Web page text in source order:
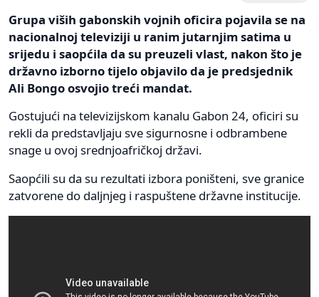
Grupa viših gabonskih vojnih oficira pojavila se na
nacionalnoj televiziji u ranim jutarnjim satima u
srijedu i saopćila da su preuzeli vlast, nakon što je
državno izborno tijelo objavilo da je predsjednik
Ali Bongo osvojio treći mandat.
Gostujući na televizijskom kanalu Gabon 24, oficiri su
rekli da predstavljaju sve sigurnosne i odbrambene
snage u ovoj srednjoafričkoj državi.
Saopćili su da su rezultati izbora poništeni, sve granice
zatvorene do daljnjeg i raspuštene državne institucije.